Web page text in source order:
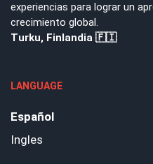
experiencias para lograr un
crecimiento global.
Turku, Finlandia 🇫🇮
LANGUAGE
Español
Ingles